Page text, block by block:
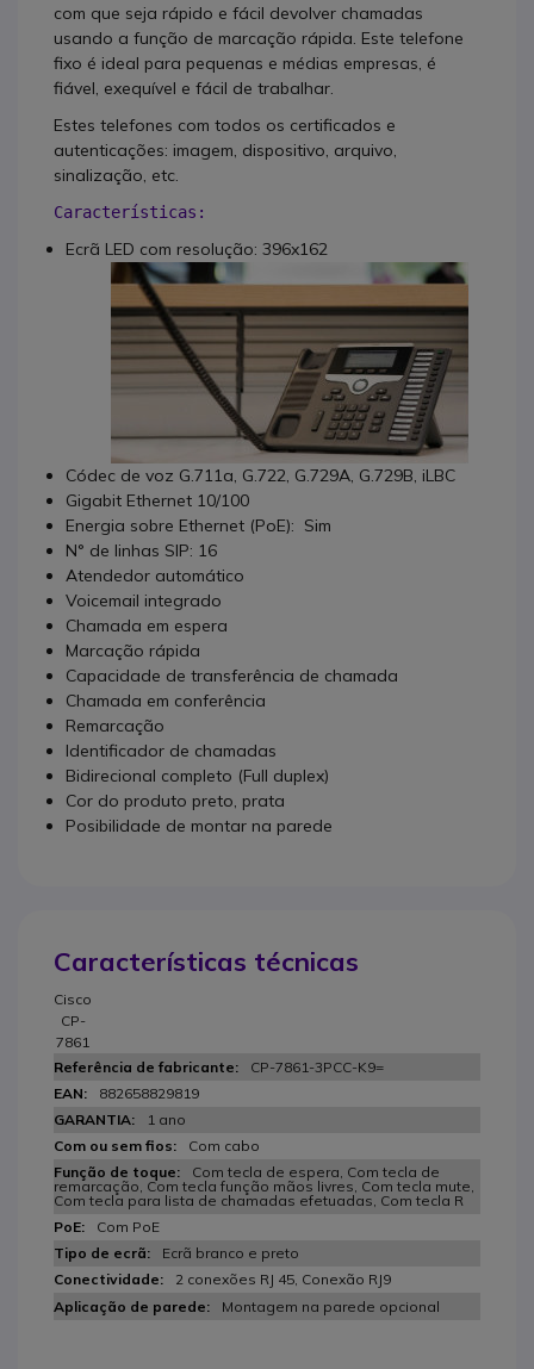
com que seja rápido e fácil devolver chamadas
usando a função de marcação rápida. Este telefone
fixo é ideal para pequenas e médias empresas, é
fiável, exequível e fácil de trabalhar.
Estes telefones com todos os certificados e
autenticações: imagem, dispositivo, arquivo,
sinalização, etc.
Características:
Ecrã LED com resolução: 396x162
Códec de voz G.711a, G.722, G.729A, G.729B, iLBC
Gigabit Ethernet 10/100
Energia sobre Ethernet (PoE): Sim
N° de linhas SIP: 16
Atendedor automático
Voicemail integrado
Chamada em espera
Marcação rápida
Capacidade de transferência de chamada
Chamada em conferência
Remarcação
Identificador de chamadas
Bidirecional completo (Full duplex)
Cor do produto preto, prata
Posibilidade de montar na parede
Características técnicas
Cisco
CP-
7861
CP-7861-3PCC-K9=
882658829819
1 ano
Com cabo
Com tecla de espera, Com tecla de
remarcação, Com tecla função mãos livres, Com tecla mute,
Com tecla para lista de chamadas efetuadas, Com tecla R
Com PoE
Ecrã branco e preto
2 conexões RJ 45, Conexão RJ9
Montagem na parede opcional